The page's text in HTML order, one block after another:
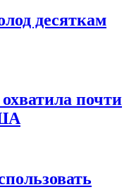
десяткам
почти